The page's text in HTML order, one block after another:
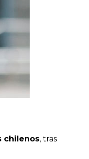
chilenos, tras